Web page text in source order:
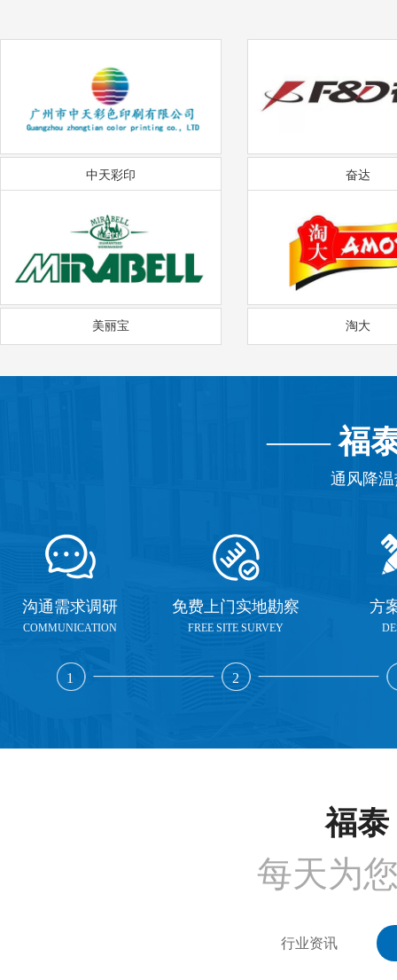
中天彩印 奋达
美丽宝 淘大
——福
通风降
沟通需求调研
COMMUNICATION
1
免费上门实地勘察
FREE SITE SURVEY
2
方
福泰
每天为
行业资讯